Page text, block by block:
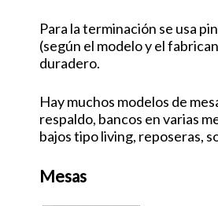
Para la terminación se usa
(según el modelo y el
duradero.
Hay muchos modelos de
respaldo, bancos en varias
bajos tipo living, reposeras,
Mesas